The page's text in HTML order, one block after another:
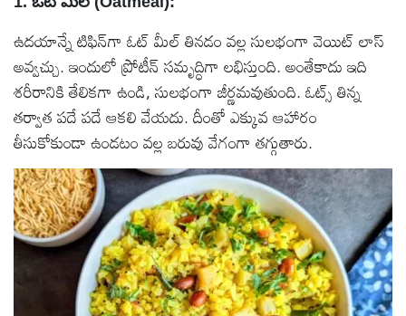
ఉదయాన్నే టిఫిన్‌గా ఓట్ మీల్ తినడం వల్ల సులభంగా వెయిట్ లాస్
అవ్వచ్చు. ఇందులో ప్రోటీన్‌ సమృద్ధిగా లభిస్తుంది. అంతేకాదు ఇది
శరీరానికి తేలికగా ఉండి, సులభంగా జీర్ణమవుతుంది. ఓట్స్ తిన్న
తర్వాత పదే పదే ఆకలి వేయదు. దీంతో ఎక్కువ ఆహారం
తీసుకోకుండా ఉండటం వల్ల బరువు వేగంగా తగ్గుతారు.